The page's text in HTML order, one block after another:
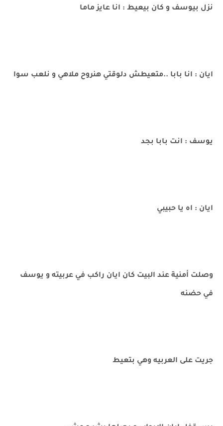
نزل بيوسف و كان بيعيط : انا عايز ماما
ايان : انا بابا ..متعيطش دلوقتي هنروح ملاهي و نلعب سوا
يوسف : انت بابا بجد
ايان : اه يا حبيبي
وصلت أمنية عند البيت كان ايان راكب في عربيته و يوسف
في حضنه
جريت على العربيه وهي بتعيط